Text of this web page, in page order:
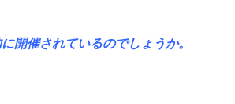
開催されているのでしょうか。